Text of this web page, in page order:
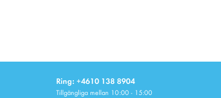
Ring: +4610 138 8904
Tillgängliga mellan 10:00 - 15:00